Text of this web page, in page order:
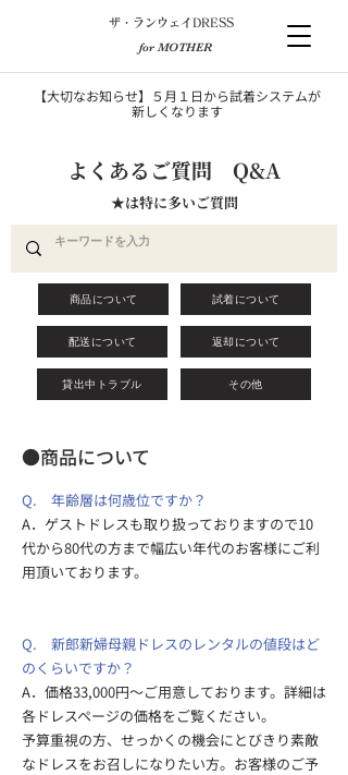
​ザ・ランウェイDRESS
for MOTHER
【大切なお知らせ】５月１日から試着システムが
新しくなります
​よくあるご質問 Q&A
★は特に多いご質問
商品について 試着について
配送について 返却について
貸出中トラブル その他
​●商品について
Q. 年齢層は何歳位ですか？
A．ゲストドレスも取り扱っておりますので10
代から80代の方まで幅広い年代のお客様にご利
用頂いております。
Q. 新郎新婦母親ドレスのレンタルの値段はど
のくらいですか？
A．価格33,000円～ご用意しております。詳細は
各ドレスページの価格をご覧ください。
予算重視の方、せっかくの機会にとびきり素敵
なドレスをお召しになりたい方。お客様のご予